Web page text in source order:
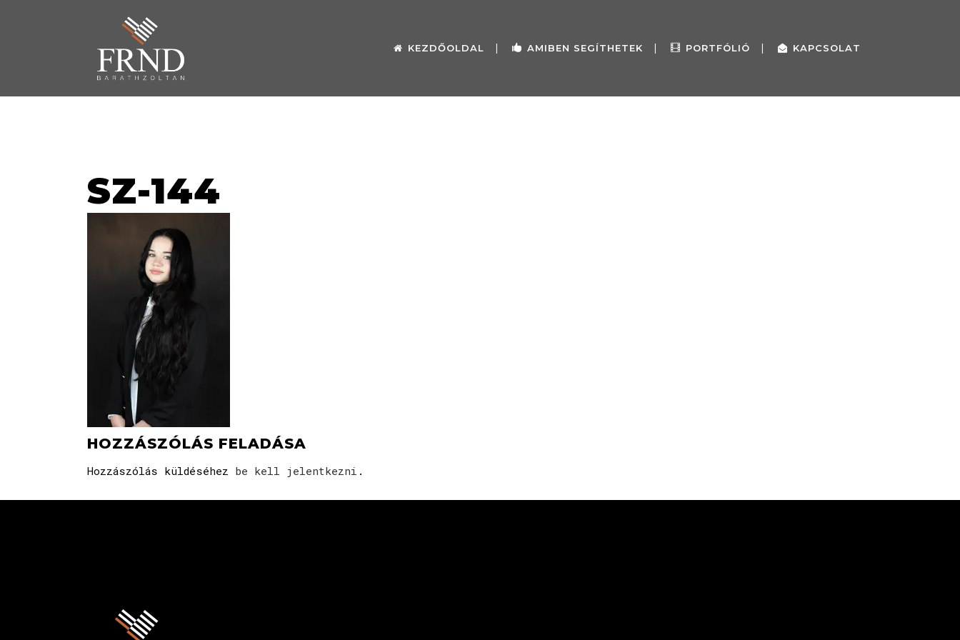
KEZDŐOLDAL AMIBEN SEGÍTHETEK PORTFÓLIÓ KAPCSOLAT
SZ-144
HOZZÁSZÓLÁS FELADÁSA
Hozzászólás küldéséhez be kell jelentkezni .